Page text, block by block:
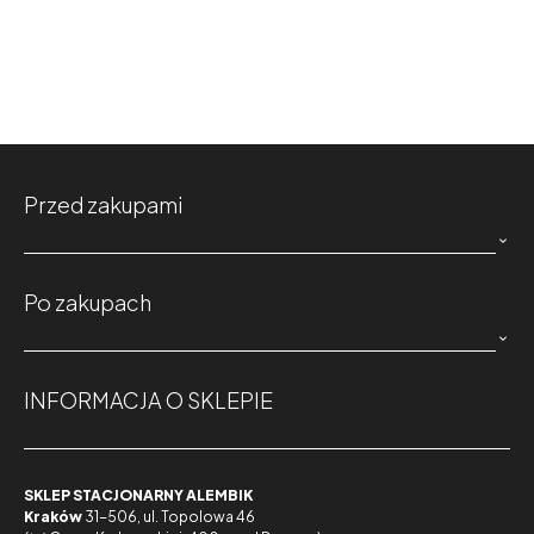
Przed zakupami

Po zakupach

INFORMACJA O SKLEPIE
SKLEP STACJONARNY ALEMBIK
Kraków 31-506, ul. Topolowa 46